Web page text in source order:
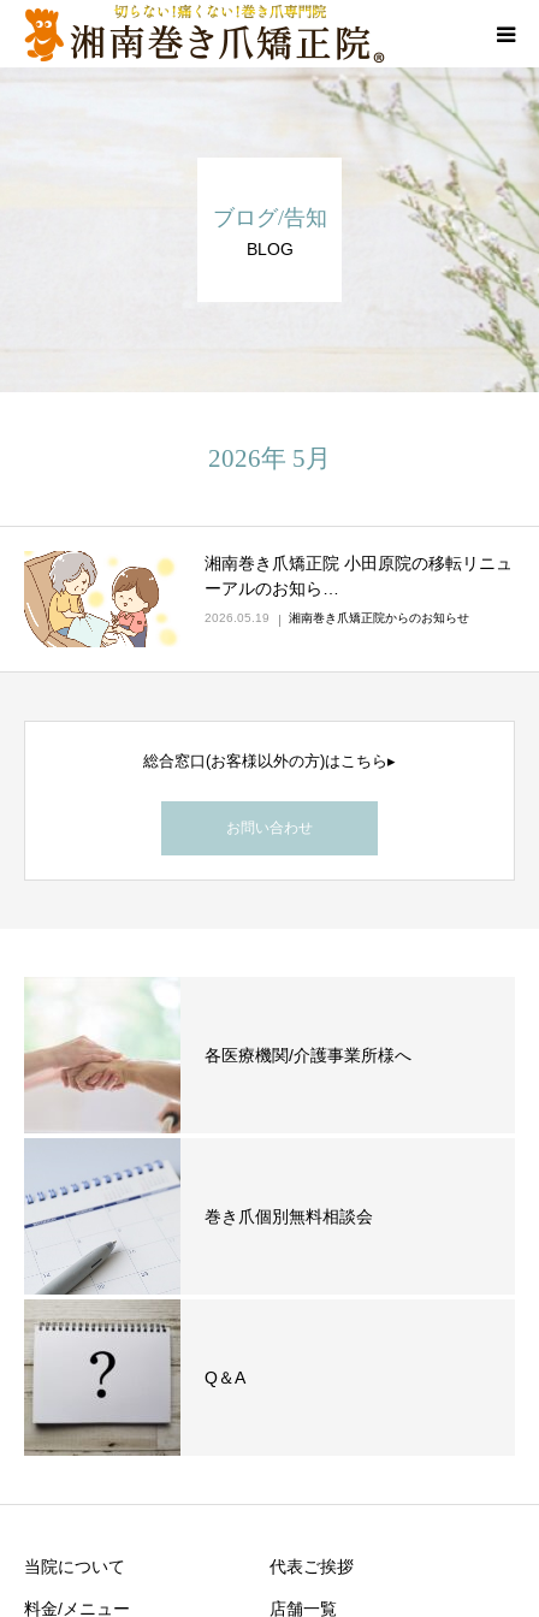
ブログ/告知
BLOG
2026年 5月
湘南巻き爪矯正院 小田原院の移転リニュ
ーアルのお知ら…
2026.05.19 湘南巻き爪矯正院からのお知らせ
総合窓口(お客様以外の方)はこちら▸
お問い合わせ
各医療機関/介護事業所様へ
巻き爪個別無料相談会
Q＆A
当院について 代表ご挨拶
料金/メニュー 店舗一覧
ネット予約